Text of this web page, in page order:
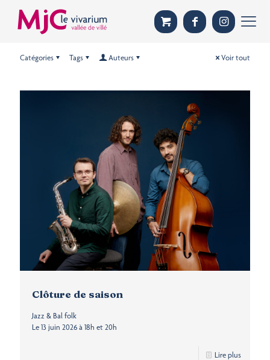
Catégories Tags Auteurs Voir tout
Clôture de saison
Jazz & Bal folk
Le 13 juin 2026 à 18h et 20h
Lire plus